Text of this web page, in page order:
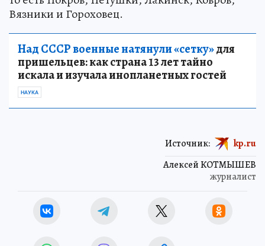
Вязники и Гороховец.
Над СССР военные натянули «сетку»для
пришельцев: как страна 13 лет тайно
искала и изучала инопланетных гостей
НАУКА
Алексей КОТМЫШЕВ
журналист
Источник: kp.ru